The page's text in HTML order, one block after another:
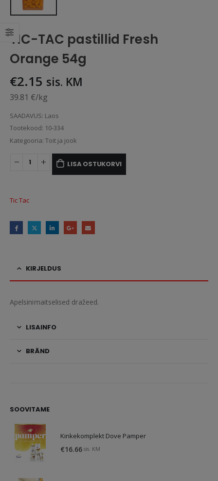
TIC-TAC pastillid Fresh
Orange 54g
€2.15 sis. KM
39.81 €/kg
SAADAVUS: Laos
Tootekood: 10-334
Kategooria: Toit ja jook
LISA OSTUKORVI
Tic Tac
KIRJELDUS
Apelsinimaitselised dražeed.
LISAINFO
BRÄND
SOOVITAME
Kinkekomplekt Dove Pamper
€16.66 sis. KM